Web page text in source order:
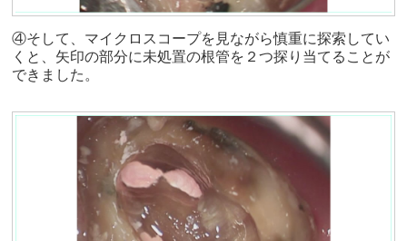
④そして、マイクロスコープを見ながら慎重に探索してい
くと、矢印の部分に未処置の根管を２つ探り当てることが
できました。